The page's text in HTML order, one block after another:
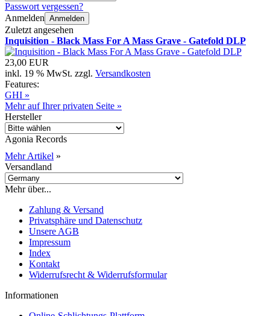
Passwort vergessen?
Anmelden Anmelden
Zuletzt angesehen
Inquisition - Black Mass For A Mass Grave - Gatefold DLP
23,00 EUR
inkl. 19 % MwSt. zzgl. Versandkosten
Features:
GHI »
Mehr auf Ihrer privaten Seite »
Hersteller
Agonia Records
Mehr Artikel »
Versandland
Mehr über...
Zahlung & Versand
Privatsphäre und Datenschutz
Unsere AGB
Impressum
Index
Kontakt
Widerrufsrecht & Widerrufsformular
Informationen